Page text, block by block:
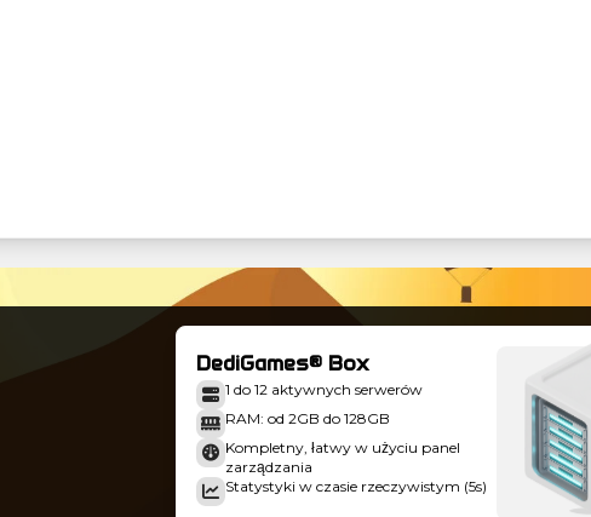
DediGames® Box
1 do 12 aktywnych serwerów
RAM: od 2GB do 128GB
Kompletny, łatwy w użyciu panel
zarządzania
Statystyki w czasie rzeczywistym (5s)